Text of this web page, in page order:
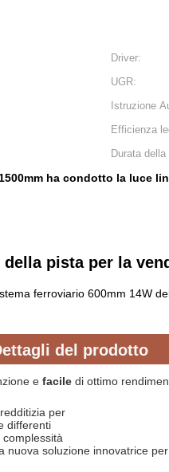
Driver:
UGR:
Istruzione
Efficienza
Durata
1500mm ha condotto la luce
pista per la
ferroviario 600mm 14W
del prodotto
e facile di ottimo
per
differenti
nuova soluzione innovatrice